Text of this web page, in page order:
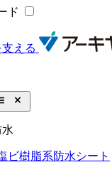
ド
える
close_small
ビ樹脂系防水シート